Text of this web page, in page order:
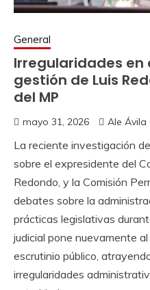
General
Irregularidades en
gestión de Luis
del MP
mayo 31, 2026 Ale Ávila
La reciente investigación
sobre el expresidente del
Redondo, y la Comisión
debates sobre la
prácticas legislativas
judicial pone nuevamente
escrutinio público,
irregularidades